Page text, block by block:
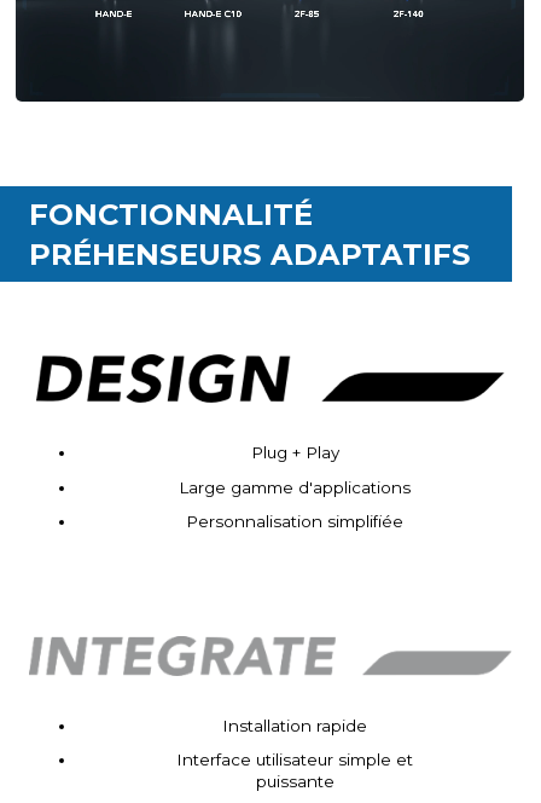
FONCTIONNALITÉ
PRÉHENSEURS ADAPTATIFS
Plug + Play
Large gamme d'applications
Personnalisation simplifiée
Installation rapide
Interface utilisateur simple et
puissante